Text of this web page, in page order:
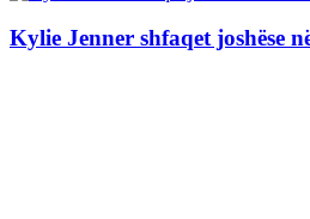
Kylie Jenner shfaqet joshëse